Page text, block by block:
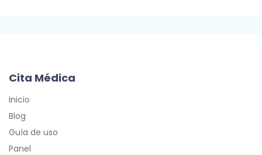
Cita Médica
Inicio
Blog
Guía de uso
Panel